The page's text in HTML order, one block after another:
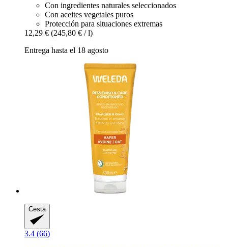
Con ingredientes naturales seleccionados
Con aceites vegetales puros
Protección para situaciones extremas
12,29 € (245,80 € / l)
Entrega hasta el 18 agosto
Cesta
3.4 (66)